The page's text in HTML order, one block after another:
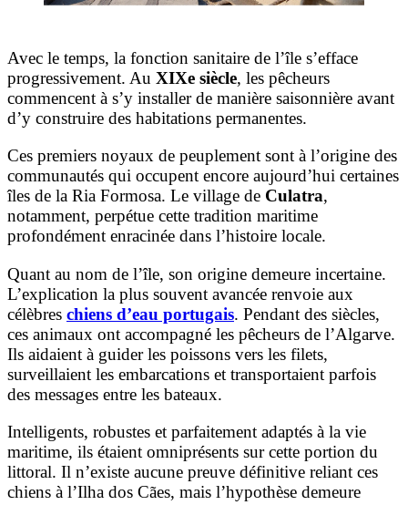
Avec le temps, la fonction sanitaire de l’île s’efface
progressivement. Au XIXe siècle, les pêcheurs
commencent à s’y installer de manière saisonnière avant
d’y construire des habitations permanentes.
Ces premiers noyaux de peuplement sont à l’origine des
communautés qui occupent encore aujourd’hui certaines
îles de la Ria Formosa. Le village de Culatra,
notamment, perpétue cette tradition maritime
profondément enracinée dans l’histoire locale.
Quant au nom de l’île, son origine demeure incertaine.
L’explication la plus souvent avancée renvoie aux
célèbres chiens d’eau portugais. Pendant des siècles,
ces animaux ont accompagné les pêcheurs de l’Algarve.
Ils aidaient à guider les poissons vers les filets,
surveillaient les embarcations et transportaient parfois
des messages entre les bateaux.
Intelligents, robustes et parfaitement adaptés à la vie
maritime, ils étaient omniprésents sur cette portion du
littoral. Il n’existe aucune preuve définitive reliant ces
chiens à l’Ilha dos Cães, mais l’hypothèse demeure